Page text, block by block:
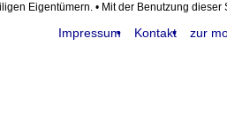
Eigentümern. • Mit der Benutzung
Impressum Kontakt zur